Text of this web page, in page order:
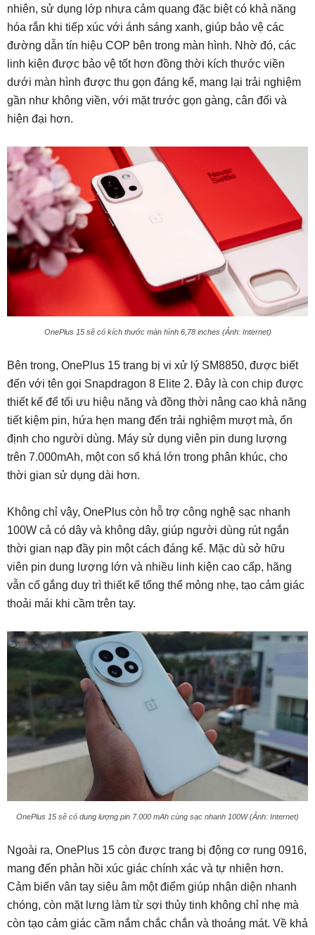
nhiên, sử dụng lớp nhựa cảm quang đặc biệt có khả năng
hóa rắn khi tiếp xúc với ánh sáng xanh, giúp bảo vệ các
đường dẫn tín hiệu COP bên trong màn hình. Nhờ đó, các
linh kiện được bảo vệ tốt hơn đồng thời kích thước viền
dưới màn hình được thu gọn đáng kể, mang lại trải nghiệm
gần như không viền, với mặt trước gọn gàng, cân đối và
hiện đại hơn.
OnePlus 15 sẽ có kích thước màn hình 6,78 inches (Ảnh: Internet)
Bên trong, OnePlus 15 trang bị vi xử lý SM8850, được biết
đến với tên gọi Snapdragon 8 Elite 2. Đây là con chip được
thiết kế để tối ưu hiệu năng và đồng thời nâng cao khả năng
tiết kiệm pin, hứa hẹn mang đến trải nghiệm mượt mà, ổn
định cho người dùng. Máy sử dụng viên pin dung lượng
trên 7.000mAh, một con số khá lớn trong phân khúc, cho
thời gian sử dụng dài hơn.
Không chỉ vậy, OnePlus còn hỗ trợ công nghệ sạc nhanh
100W cả có dây và không dây, giúp người dùng rút ngắn
thời gian nạp đầy pin một cách đáng kể. Mặc dù sở hữu
viên pin dung lượng lớn và nhiều linh kiện cao cấp, hãng
vẫn cố gắng duy trì thiết kế tổng thể mỏng nhẹ, tạo cảm giác
thoải mái khi cầm trên tay.
OnePlus 15 sẽ có dung lượng pin 7.000 mAh cùng sạc nhanh 100W (Ảnh: Internet)
Ngoài ra, OnePlus 15 còn được trang bị động cơ rung 0916,
mang đến phản hồi xúc giác chính xác và tự nhiên hơn.
Cảm biến vân tay siêu âm một điểm giúp nhận diện nhanh
chóng, còn mặt lưng làm từ sợi thủy tinh không chỉ nhẹ mà
còn tạo cảm giác cầm nắm chắc chắn và thoáng mát. Về khả